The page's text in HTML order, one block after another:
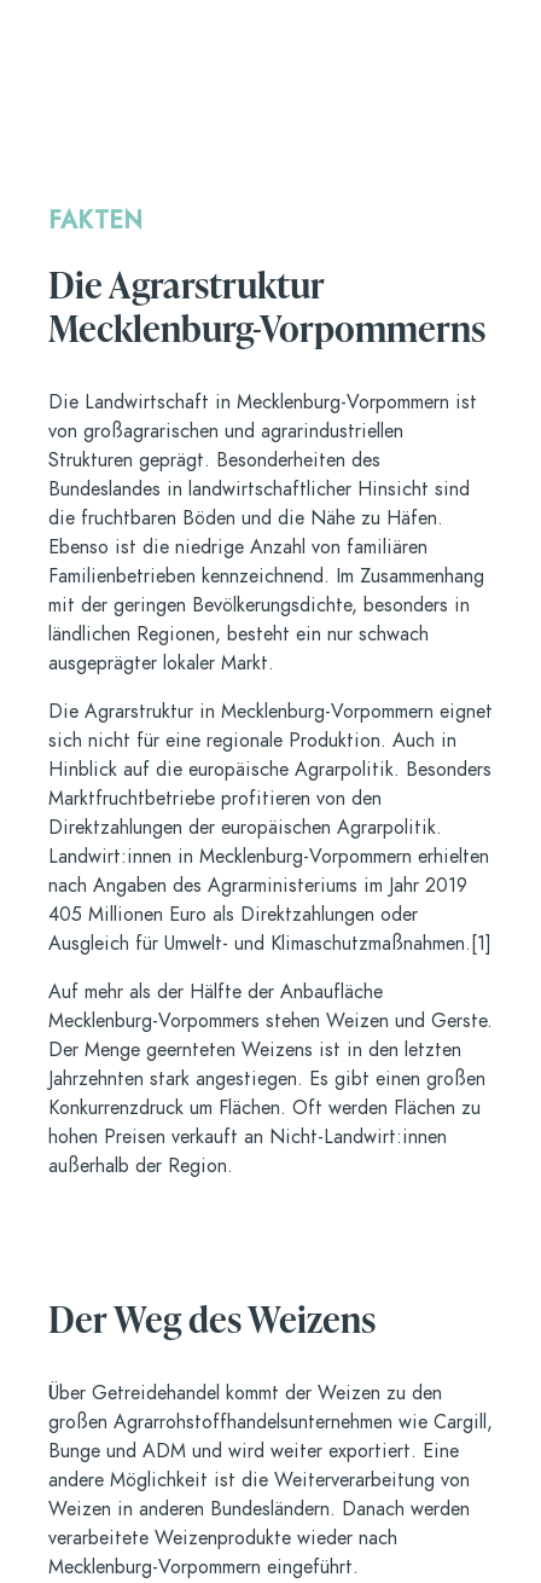
FAKTEN
Die Agrarstruktur
Mecklenburg-Vorpommerns
Die Landwirtschaft in Mecklenburg-Vorpommern ist
von großagrarischen und agrarindustriellen
Strukturen geprägt. Besonderheiten des
Bundeslandes in landwirtschaftlicher Hinsicht sind
die fruchtbaren Böden und die Nähe zu Häfen.
Ebenso ist die niedrige Anzahl von familiären
Familienbetrieben kennzeichnend. Im Zusammenhang
mit der geringen Bevölkerungsdichte, besonders in
ländlichen Regionen, besteht ein nur schwach
ausgeprägter lokaler Markt.
Die Agrarstruktur in Mecklenburg-Vorpommern eignet
sich nicht für eine regionale Produktion. Auch in
Hinblick auf die europäische Agrarpolitik. Besonders
Marktfruchtbetriebe profitieren von den
Direktzahlungen der europäischen Agrarpolitik.
Landwirt:innen in Mecklenburg-Vorpommern erhielten
nach Angaben des Agrarministeriums im Jahr 2019
405 Millionen Euro als Direktzahlungen oder
Ausgleich für Umwelt- und Klimaschutzmaßnahmen.[1]
Auf mehr als der Hälfte der Anbaufläche
Mecklenburg-Vorpommers stehen Weizen und Gerste.
Der Menge geernteten Weizens ist in den letzten
Jahrzehnten stark angestiegen. Es gibt einen großen
Konkurrenzdruck um Flächen. Oft werden Flächen zu
hohen Preisen verkauft an Nicht-Landwirt:innen
außerhalb der Region.
Der Weg des Weizens
Über Getreidehandel kommt der Weizen zu den
großen Agrarrohstoffhandelsunternehmen wie Cargill,
Bunge und ADM und wird weiter exportiert. Eine
andere Möglichkeit ist die Weiterverarbeitung von
Weizen in anderen Bundesländern. Danach werden
verarbeitete Weizenprodukte wieder nach
Mecklenburg-Vorpommern eingeführt.